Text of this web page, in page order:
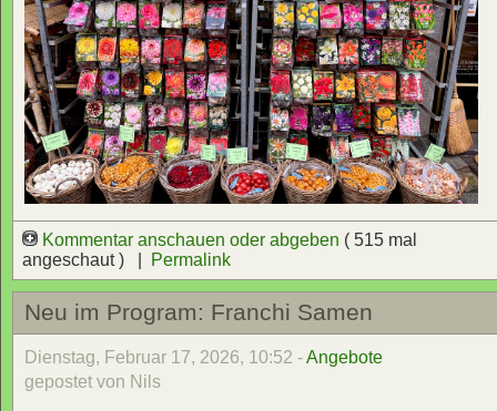
Kommentar anschauen oder abgeben ( 515 mal
angeschaut ) |
Permalink
Neu im Program: Franchi Samen
Dienstag, Februar 17, 2026, 10:52 -Angebote
gepostet von Nils